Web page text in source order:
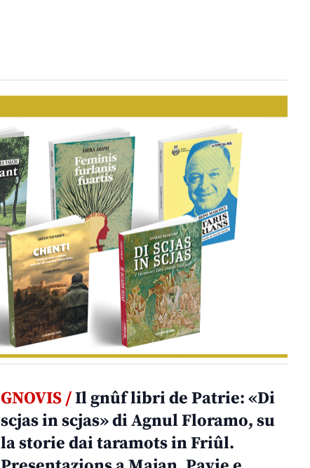
GNOVIS /Il gnûf libri de Patrie: «Di
scjas in scjas» di Agnul Floramo, su
la storie dai taramots in Friûl.